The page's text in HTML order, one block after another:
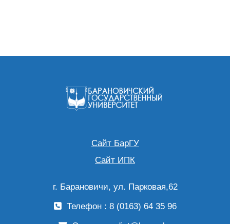
Сайт БарГУ
Сайт ИПК
г. Барановичи, ул. Парковая,62
Телефон : 8 (0163) 64 35 96